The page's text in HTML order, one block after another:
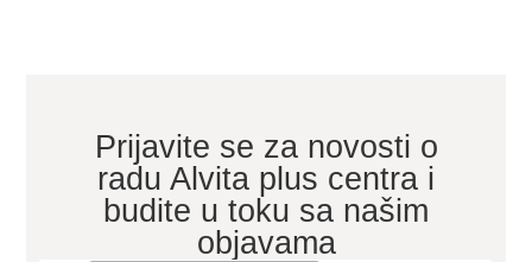
Prijavite se za novosti o
radu Alvita plus centra i
budite u toku sa našim
objavama